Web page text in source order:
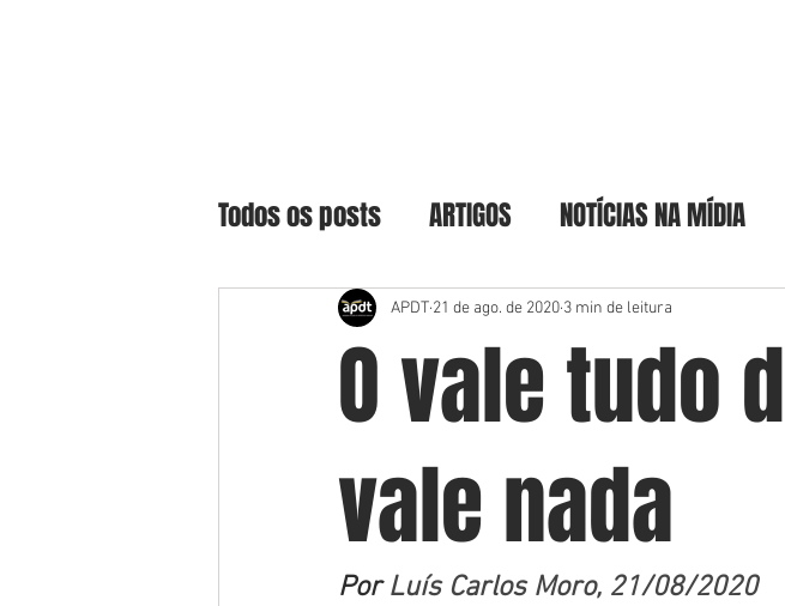
Todos os posts ARTIGOS NOTÍCIAS NA MÍDIA
O vale tudo
vale nada
APDT 21 de ago. de 2020 3 min de leitura
Por Luís Carlos Moro, 21/08/2020